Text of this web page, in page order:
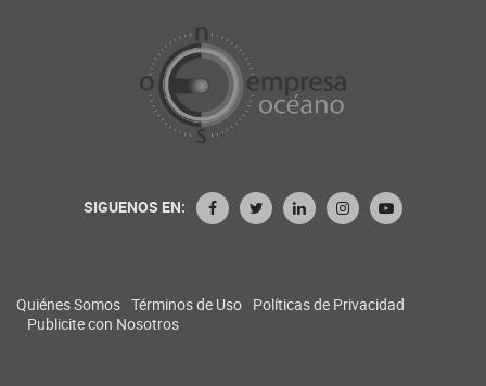
SIGUENOS EN:
Quiénes Somos Términos de Uso Políticas de Privacidad
Publicite con Nosotros